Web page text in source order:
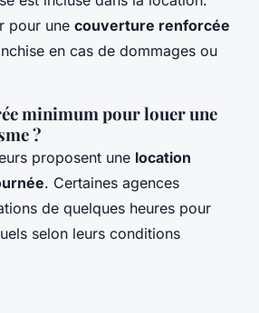
pour une couverture renforcée
en cas de dommages ou
minimum pour louer une
?
proposent une location
. Certaines agences
de quelques heures pour
selon leurs conditions